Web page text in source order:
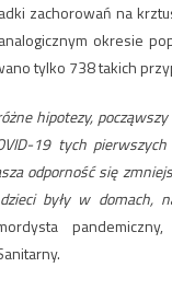
zachorowań na
okresie
tylko 738 takich
hipotezy,
19 tych
odporność się
były w domach,